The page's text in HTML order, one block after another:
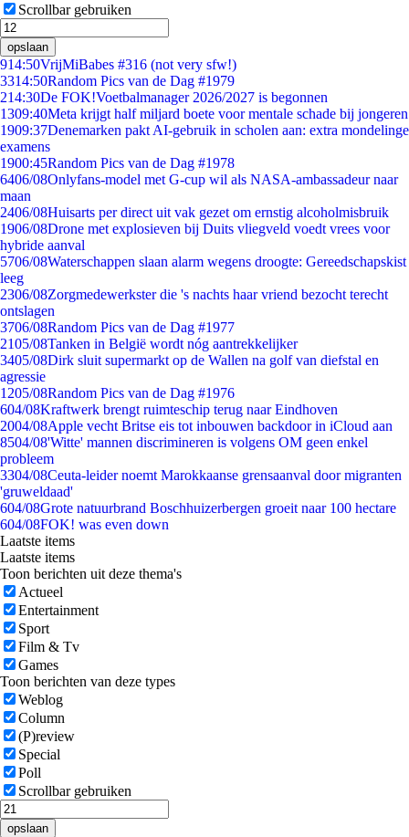
Scrollbar gebruiken
opslaan
914:50VrijMiBabes #316 (not very sfw!)
3314:50Random Pics van de Dag #1979
214:30De FOK!Voetbalmanager 2026/2027 is begonnen
1309:40Meta krijgt half miljard boete voor mentale schade bij jongeren
1909:37Denemarken pakt AI-gebruik in scholen aan: extra mondelinge
examens
1900:45Random Pics van de Dag #1978
6406/08Onlyfans-model met G-cup wil als NASA-ambassadeur naar
maan
2406/08Huisarts per direct uit vak gezet om ernstig alcoholmisbruik
1906/08Drone met explosieven bij Duits vliegveld voedt vrees voor
hybride aanval
5706/08Waterschappen slaan alarm wegens droogte: Gereedschapskist
leeg
2306/08Zorgmedewerkster die 's nachts haar vriend bezocht terecht
ontslagen
3706/08Random Pics van de Dag #1977
2105/08Tanken in België wordt nóg aantrekkelijker
3405/08Dirk sluit supermarkt op de Wallen na golf van diefstal en
agressie
1205/08Random Pics van de Dag #1976
604/08Kraftwerk brengt ruimteschip terug naar Eindhoven
2004/08Apple vecht Britse eis tot inbouwen backdoor in iCloud aan
8504/08'Witte' mannen discrimineren is volgens OM geen enkel
probleem
3304/08Ceuta-leider noemt Marokkaanse grensaanval door migranten
'gruweldaad'
604/08Grote natuurbrand Boschhuizerbergen groeit naar 100 hectare
604/08FOK! was even down
Laatste items
Laatste items
Toon berichten uit deze thema's
Actueel
Entertainment
Sport
Film & Tv
Games
Toon berichten van deze types
Weblog
Column
(P)review
Special
Poll
Scrollbar gebruiken
opslaan